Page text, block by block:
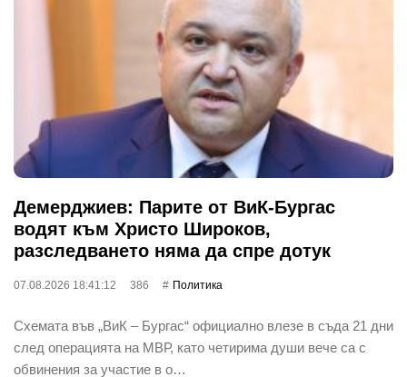
Демерджиев: Парите от ВиК-Бургас
водят към Христо Широков,
разследването няма да спре дотук
07.08.2026 18:41:12 386 Политика
Схемата във „ВиК – Бургас“ официално влезе в съда 21 дни
след операцията на МВР, като четирима души вече са с
обвинения за участие в о…